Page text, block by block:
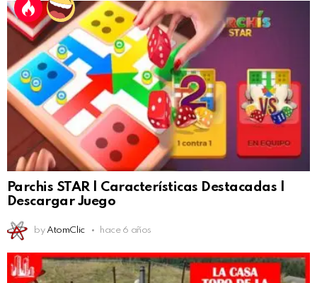
Parchis STAR | Características Destacadas |
Descargar Juego
by AtomClic hace 6 años